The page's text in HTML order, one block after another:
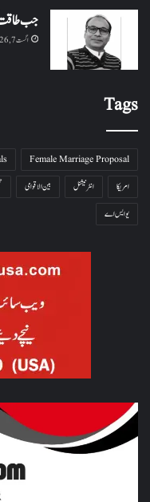
جب طاقت
اگست 7, 2026
Tags
Female Marriage Proposal
امریکا
انٹرنیشنل بین الاقوامی
یو ایس اے